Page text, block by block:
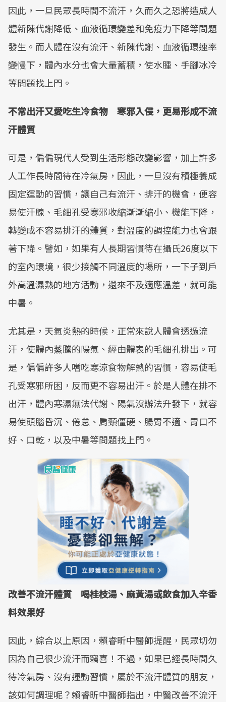
因此，一旦民眾長時間不流汗，久而久之恐將造成人
體新陳代謝降低、血液循環變差和免疫力下降等問題
發生。而人體在沒有流汗、新陳代謝、血液循環速率
變慢下，體內水分也會大量蓄積，使水腫、手腳冰冷
等問題找上門。
不常出汗又愛吃生冷食物 寒邪入侵，更易形成不流
汗體質
可是，偏偏現代人受到生活形態改變影響，加上許多
人工作長時間待在冷氣房，因此，一旦沒有積極養成
固定運動的習慣，讓自己有流汗、排汗的機會，便容
易使汗腺、毛細孔受寒邪收縮漸漸縮小、機能下降，
轉變成不容易排汗的體質，對溫度的調控能力也會跟
著下降。譬如，如果有人長期習慣待在攝氏26度以下
的室內環境，很少接觸不同溫度的場所，一下子到戶
外高溫濕熱的地方活動，還來不及適應溫差，就可能
中暑。
尤其是，天氣炎熱的時候，正常來說人體會透過流
汗，使體內蒸騰的陽氣、經由體表的毛細孔排出。可
是，偏偏許多人嗜吃寒涼食物解熱的習慣，容易使毛
孔受寒邪所困，反而更不容易出汗。於是人體在排不
出汗，體內寒濕無法代謝、陽氣沒辦法升發下，就容
易使頭腦昏沉、倦怠、肩頸僵硬、腸胃不適、胃口不
好、口乾，以及中暑等問題找上門。
改善不流汗體質 喝桂枝湯、麻黃湯或飲食加入辛香
料效果好
因此，綜合以上原因，賴睿昕中醫師提醒，民眾切勿
因為自己很少流汗而竊喜！不過，如果已經長時間久
待冷氣房、沒有運動習慣，屬於不流汗體質的朋友，
該如何調理呢？賴睿昕中醫師指出，中醫改善不流汗